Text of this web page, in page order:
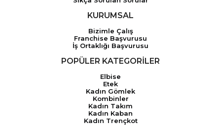
KURUMSAL
Bizimle Çalış
Franchise Başvurusu
İş Ortaklığı Başvurusu
POPÜLER KATEGORİLER
Elbise
Etek
Kadın Gömlek
Kombinler
Kadın Takım
Kadın Kaban
Kadın Trençkot